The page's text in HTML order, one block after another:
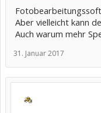
Aber vielleicht kann
Auch warum mehr
31. Januar 2017